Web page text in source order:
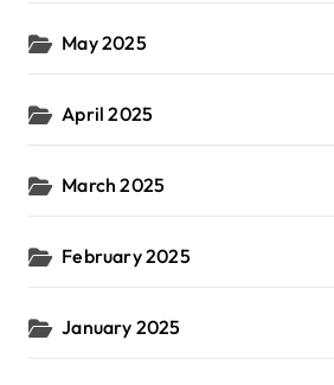
May 2025
April 2025
March 2025
February 2025
January 2025